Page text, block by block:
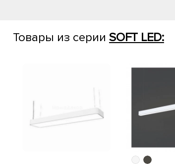
Товары из серии SOFT LED: